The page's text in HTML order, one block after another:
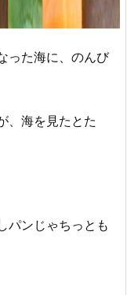
った海に、のんび
、海を見たとた
パンじゃちっとも